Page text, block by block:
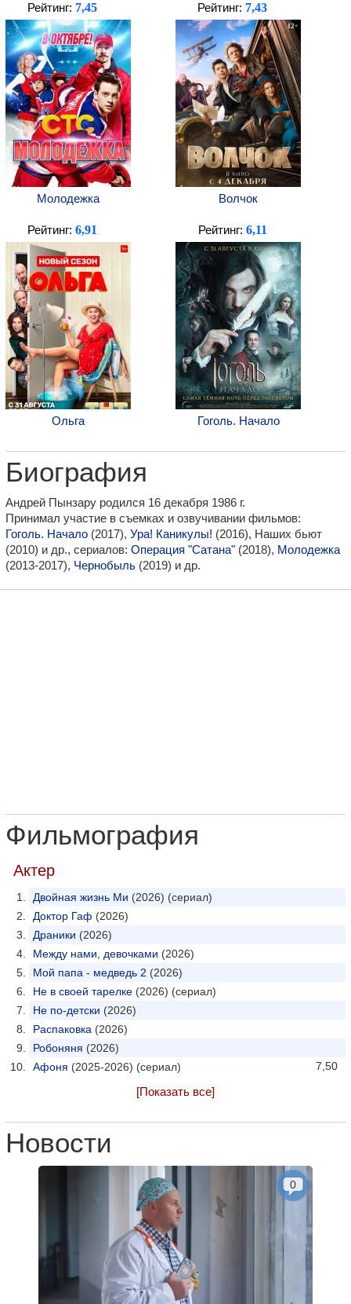
Рейтинг: 7,45
Молодежка
Рейтинг: 7,43
Волчок
Рейтинг: 6,91
Ольга
Рейтинг: 6,11
Гоголь. Начало
Биография
Андрей Пынзару родился 16 декабря 1986 г.
Принимал участие в съемках и озвучивании фильмов:
Гоголь. Начало (2017), Ура! Каникулы! (2016), Наших бьют
(2010) и др., сериалов: Операция "Сатана" (2018), Молодежка
(2013-2017), Чернобыль (2019) и др.
Фильмография
Актер
Двойная жизнь Ми (2026) (сериал)
Доктор Гаф (2026)
Драники (2026)
Между нами, девочками (2026)
Мой папа - медведь 2 (2026)
Не в своей тарелке (2026) (сериал)
Не по-детски (2026)
Распаковка (2026)
Робоняня (2026)
7,50
Афоня (2025-2026) (сериал)
[Показать все]
Новости
0